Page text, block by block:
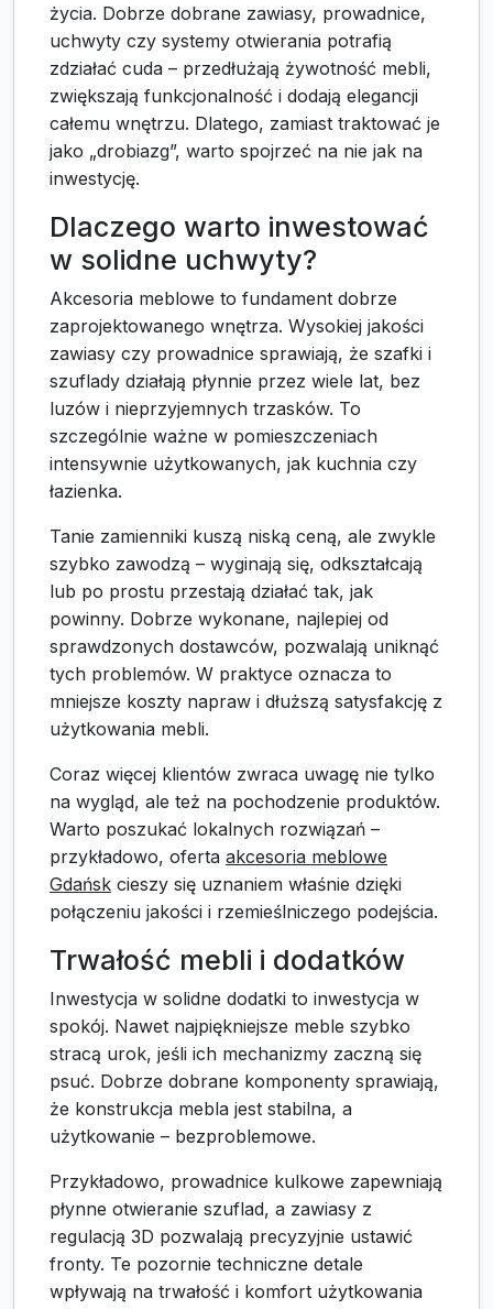
życia. Dobrze dobrane zawiasy, prowadnice,
uchwyty czy systemy otwierania potrafią
zdziałać cuda – przedłużają żywotność mebli,
zwiększają funkcjonalność i dodają elegancji
całemu wnętrzu. Dlatego, zamiast traktować je
jako „drobiazg”, warto spojrzeć na nie jak na
inwestycję.
Dlaczego warto inwestować
w solidne uchwyty?
Akcesoria meblowe to fundament dobrze
zaprojektowanego wnętrza. Wysokiej jakości
zawiasy czy prowadnice sprawiają, że szafki i
szuflady działają płynnie przez wiele lat, bez
luzów i nieprzyjemnych trzasków. To
szczególnie ważne w pomieszczeniach
intensywnie użytkowanych, jak kuchnia czy
łazienka.
Tanie zamienniki kuszą niską ceną, ale zwykle
szybko zawodzą – wyginają się, odkształcają
lub po prostu przestają działać tak, jak
powinny. Dobrze wykonane, najlepiej od
sprawdzonych dostawców, pozwalają uniknąć
tych problemów. W praktyce oznacza to
mniejsze koszty napraw i dłuższą satysfakcję z
użytkowania mebli.
Coraz więcej klientów zwraca uwagę nie tylko
na wygląd, ale też na pochodzenie produktów.
Warto poszukać lokalnych rozwiązań –
przykładowo, oferta akcesoria meblowe
Gdańsk cieszy się uznaniem właśnie dzięki
połączeniu jakości i rzemieślniczego podejścia.
Trwałość mebli i dodatków
Inwestycja w solidne dodatki to inwestycja w
spokój. Nawet najpiękniejsze meble szybko
stracą urok, jeśli ich mechanizmy zaczną się
psuć. Dobrze dobrane komponenty sprawiają,
że konstrukcja mebla jest stabilna, a
użytkowanie – bezproblemowe.
Przykładowo, prowadnice kulkowe zapewniają
płynne otwieranie szuflad, a zawiasy z
regulacją 3D pozwalają precyzyjnie ustawić
fronty. Te pozornie techniczne detale
wpływają na trwałość i komfort użytkowania